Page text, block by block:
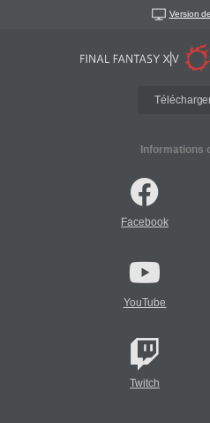
Version
Informations
Facebook
YouTube
Twitch